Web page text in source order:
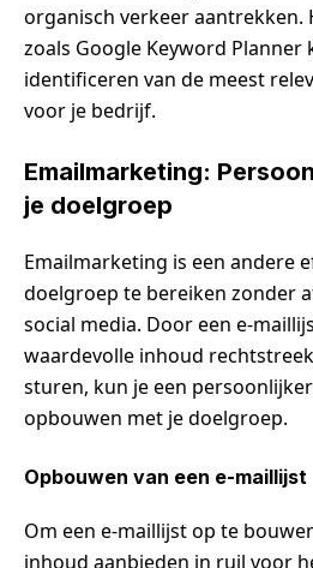
organisch verkeer aantrekken.
zoals Google Keyword Planner
identificeren van de meest
voor je bedrijf.
Emailmarketing:
je doelgroep
Emailmarketing is een andere
doelgroep te bereiken zonder
social media. Door een e-
waardevolle inhoud
sturen, kun je een
opbouwen met je doelgroep.
Opbouwen van een e-maillijst
Om een e-maillijst op te
inhoud aanbieden in ruil voor